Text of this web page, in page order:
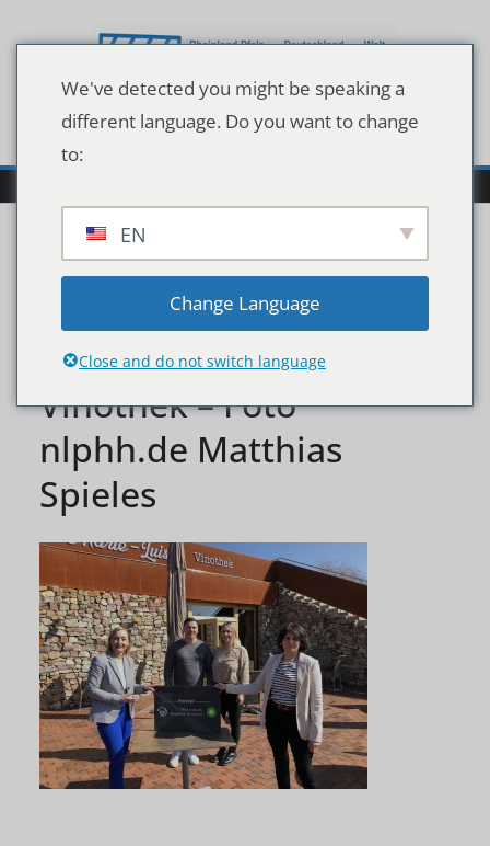
Inhalt
Uebergabe_Partnertafel_
Vinothek – Foto
nlphh.de Matthias
Spieles
We've detected you might be speaking a
different language. Do you want to change
to:
EN
Change Language
Close and do not switch language